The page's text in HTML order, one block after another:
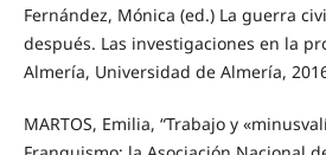
Fernández, Mónica (ed.) La guerra
después. Las investigaciones en la
Almería, Universidad de Almería,
MARTOS, Emilia, “Trabajo y